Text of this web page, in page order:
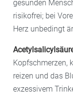
gesunden
risikofrei; bei
Herz unbedingt
Kopfschmerzen,
reizen und das
exzessivem